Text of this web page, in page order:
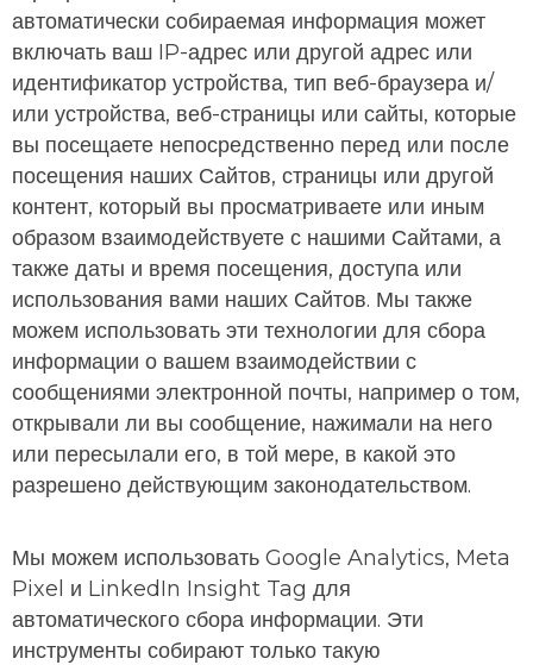
автоматически собираемая информация может
включать ваш IP-адрес или другой адрес или
идентификатор устройства, тип веб-браузера и/
или устройства, веб-страницы или сайты, которые
вы посещаете непосредственно перед или после
посещения наших Сайтов, страницы или другой
контент, который вы просматриваете или иным
образом взаимодействуете с нашими Сайтами, а
также даты и время посещения, доступа или
использования вами наших Сайтов. Мы также
можем использовать эти технологии для сбора
информации о вашем взаимодействии с
сообщениями электронной почты, например о том,
открывали ли вы сообщение, нажимали на него
или пересылали его, в той мере, в какой это
разрешено действующим законодательством.
Мы можем использовать Google Analytics, Meta
Pixel и LinkedIn Insight Tag для
автоматического сбора информации. Эти
инструменты собирают только такую